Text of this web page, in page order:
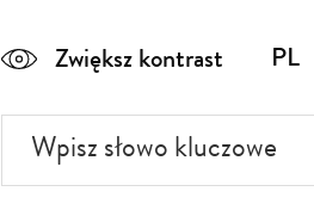
Zwiększ kontrast PL
słowo
kluczowe